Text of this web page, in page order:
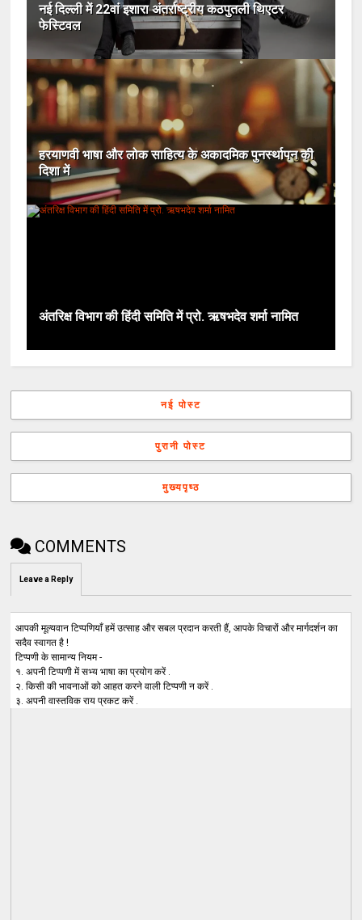
नई दिल्ली में 22वां इशारा अंतर्राष्ट्रीय कठपुतली थिएटर
फेस्टिवल
हरयाणवी भाषा और लोक साहित्य के अकादमिक पुनर्स्थापन की
दिशा में
अंतरिक्ष विभाग की हिंदी समिति में प्रो. ऋषभदेव शर्मा नामित
नई पोस्ट
पुरानी पोस्ट
मुख्यपृष्ठ
COMMENTS
Leave a Reply
आपकी मूल्यवान टिप्पणियाँ हमें उत्साह और सबल प्रदान करती हैं, आपके विचारों और मार्गदर्शन का
सदैव स्वागत है !
टिप्पणी के सामान्य नियम -
१. अपनी टिप्पणी में सभ्य भाषा का प्रयोग करें .
२. किसी की भावनाओं को आहत करने वाली टिप्पणी न करें .
३. अपनी वास्तविक राय प्रकट करें .